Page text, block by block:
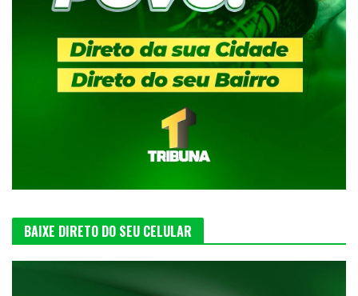
BAIXE DIRETO DO SEU CELULAR